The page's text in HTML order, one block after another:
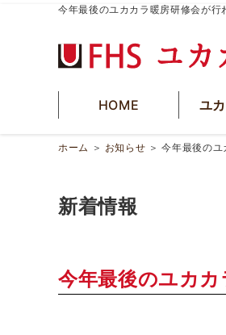
今年最後のユカカラ暖房研修会が行
HOME ユ
ホーム ＞ お知らせ ＞今年最後のユ
新着情報
今年最後のユカ